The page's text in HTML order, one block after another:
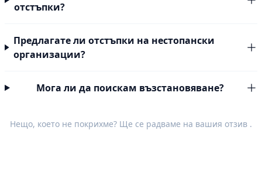
отстъпки?
Предлагате ли отстъпки на нестопански
организации?
Мога ли да поискам възстановяване?
Нещо, което не покрихме? Ще се радваме на вашия отзив .